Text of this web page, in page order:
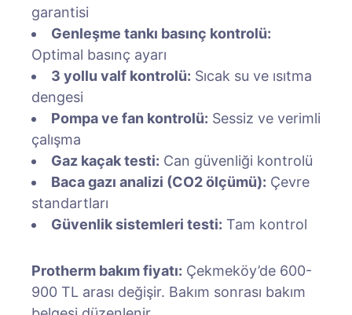
garantisi
Genleşme tankı basınç kontrolü:
Optimal basınç ayarı
3 yollu valf kontrolü: Sıcak su ve ısıtma
dengesi
Pompa ve fan kontrolü: Sessiz ve verimli
çalışma
Gaz kaçak testi: Can güvenliği kontrolü
Baca gazı analizi (CO2 ölçümü): Çevre
standartları
Güvenlik sistemleri testi: Tam kontrol
Protherm bakım fiyatı: Çekmeköy’de 600-
900 TL arası değişir. Bakım sonrası bakım